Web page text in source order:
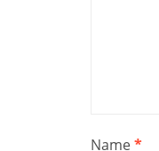
Name*